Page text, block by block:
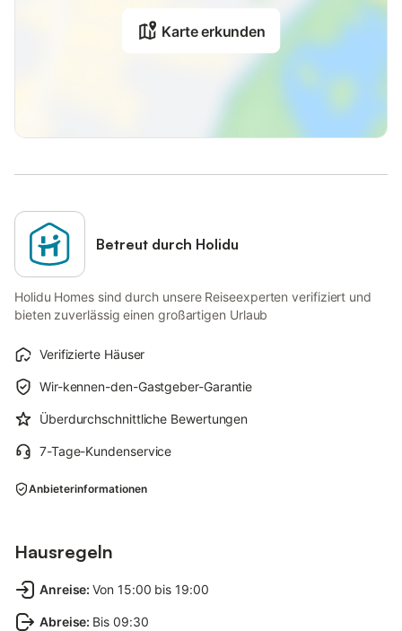
Karte erkunden
Betreut durch Holidu
Holidu Homes sind durch unsere Reiseexperten verifiziert und
bieten zuverlässig einen großartigen Urlaub
Verifizierte Häuser
Wir-kennen-den-Gastgeber-Garantie
Überdurchschnittliche Bewertungen
7-Tage-Kundenservice
Anbieterinformationen
Hausregeln
Anreise: Von 15:00 bis 19:00
Abreise: Bis 09:30